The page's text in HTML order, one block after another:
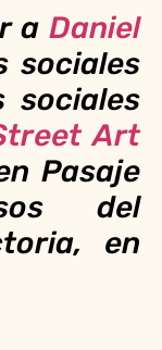
a Daniel
sociales
sociales
Art
Pasaje
del
en